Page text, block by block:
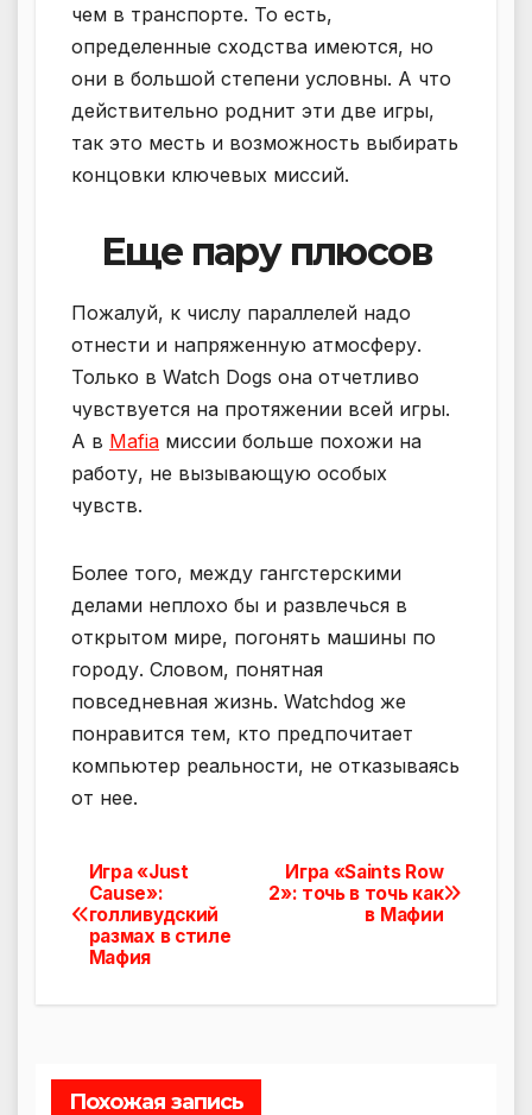
чем в транспорте. То есть,
определенные сходства имеются, но
они в большой степени условны. А что
действительно роднит эти две игры,
так это месть и возможность выбирать
концовки ключевых миссий.
Еще пару плюсов
Пожалуй, к числу параллелей надо
отнести и напряженную атмосферу.
Только в Watch Dogs она отчетливо
чувствуется на протяжении всей игры.
А в Mafia миссии больше похожи на
работу, не вызывающую особых
чувств.
Более того, между гангстерскими
делами неплохо бы и развлечься в
открытом мире, погонять машины по
городу. Словом, понятная
повседневная жизнь. Watchdog же
понравится тем, кто предпочитает
компьютер реальности, не отказываясь
от нее.
Навигация
по
записям
Игра «Saints Row
2»: точь в точь как
в Мафии
Игра «Just
Cause»:
голливудский
размах в стиле
Мафия
Похожая запись